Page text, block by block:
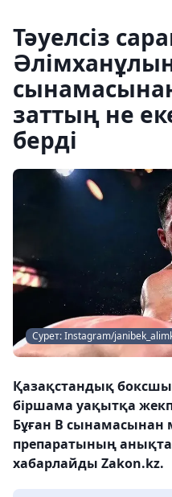
Тәуелсіз
заттың не
берді
Сурет: Instagram/
Қазақстандық
біршама уақытқа
Бұған В сынамасынан
препаратының
хабарлайды Zakon.kz.